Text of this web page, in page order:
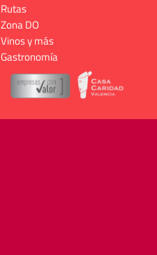
Rutas
Zona DO
Vinos y más
Gastronomía